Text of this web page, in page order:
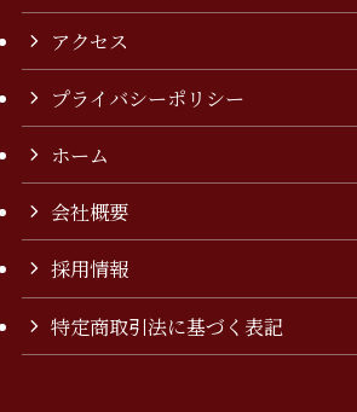
アクセス
プライバシーポリシー
ホーム
会社概要
採用情報
特定商取引法に基づく表記